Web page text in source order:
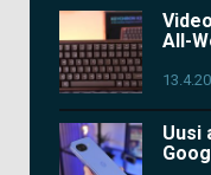
All-
Uusi